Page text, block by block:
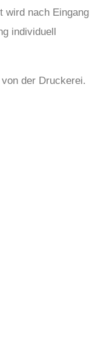
wird nach Eingang
individuell
der Druckerei.